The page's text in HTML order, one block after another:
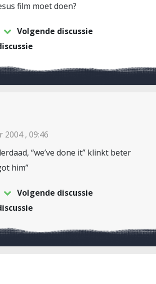
film moet doen?
Volgende discussie
2004 , 09:46
“we’ve done it” klinkt beter
him”
Volgende discussie